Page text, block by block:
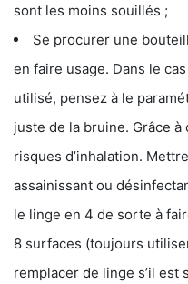
sont les moins souillés ;
Se procurer une
en faire usage. Dans le
utilisé, pensez à le
juste de la bruine. Grâce
risques d’inhalation.
assainissant ou
le linge en 4 de sorte à
8 surfaces (toujours
remplacer de linge s’il est